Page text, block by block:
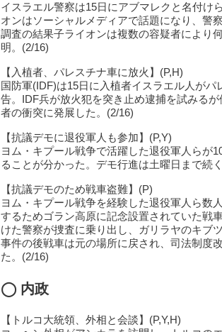
イスラエル警察は15日にアブマレクと名付け
オンはソーシャルメディアで話題になり、警
調査の結果子ライオンは複数の容疑者により
明。(2/16)
【入植者、パレスチナ車に放火】(P,H)
国防軍(IDF)は15日に入植者イスラエル人が
告。IDF兵が放火犯を突き止め逮捕を試みる
者の衝突に発展した。(2/16)
【抗議デモに退役軍人も参加】(P,Y)
ヨム・キプール戦争で活躍した退役軍人らが
ることが分かった。デモ行進は土曜日まで続
【抗議デモのため戦車盗難】(P)
ヨム・キプール戦争を経験した退役軍人ら数
するためゴラン高原に記念設置されていた戦
けた警察が捜査に乗り出し、ガリラヤのキブ
事件の後戦車は元の場所に戻され、司法制度
た。(2/16)
◯ 内政
【トルコ大統領、外相と会談】(P,Y,H)